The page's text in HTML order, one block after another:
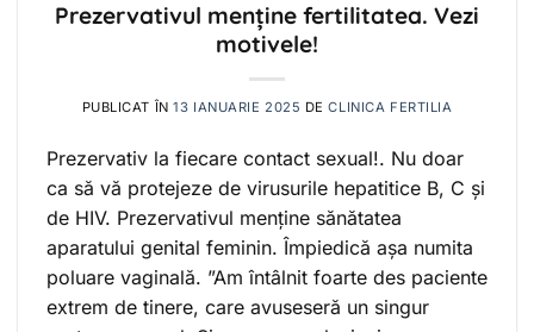
Prezervativul menține fertilitatea. Vezi
motivele!
PUBLICAT ÎN13 IANUARIE 2025 DECLINICA FERTILIA
Prezervativ la fiecare contact sexual!. Nu doar
ca să vă protejeze de virusurile hepatitice B, C și
de HIV. Prezervativul menține sănătatea
aparatului genital feminin. Împiedică așa numita
poluare vaginală. ”Am întâlnit foarte des paciente
extrem de tinere, care avuseseră un singur